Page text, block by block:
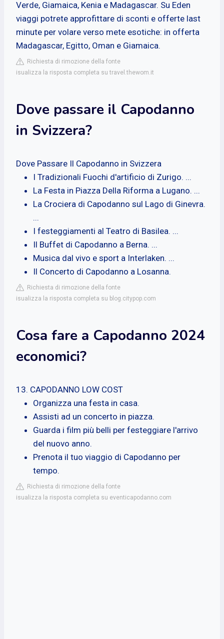
Verde, Giamaica, Kenia e Madagascar. Su Eden
viaggi potrete approfittare di sconti e offerte last
minute per volare verso mete esotiche: in offerta
Madagascar, Egitto, Oman e Giamaica.
Richiesta di rimozione della fonte
isualizza la risposta completa su travel.thewom.it
Dove passare il Capodanno
in Svizzera?
Dove Passare Il Capodanno in Svizzera
I Tradizionali Fuochi d'artificio di Zurigo. ...
La Festa in Piazza Della Riforma a Lugano. ...
La Crociera di Capodanno sul Lago di Ginevra.
...
I festeggiamenti al Teatro di Basilea. ...
Il Buffet di Capodanno a Berna. ...
Musica dal vivo e sport a Interlaken. ...
Il Concerto di Capodanno a Losanna.
Richiesta di rimozione della fonte
isualizza la risposta completa su blog.citypop.com
Cosa fare a Capodanno 2024
economici?
13. CAPODANNO LOW COST
Organizza una festa in casa.
Assisti ad un concerto in piazza.
Guarda i film più belli per festeggiare l'arrivo
del nuovo anno.
Prenota il tuo viaggio di Capodanno per
tempo.
Richiesta di rimozione della fonte
isualizza la risposta completa su eventicapodanno.com